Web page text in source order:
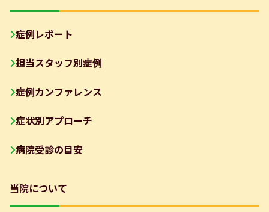
症例レポート
担当スタッフ別症例
症例カンファレンス
症状別アプローチ
病院受診の目安
当院について